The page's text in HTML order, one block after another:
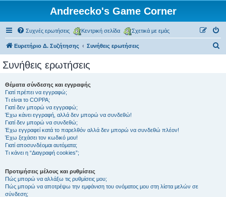
Andreecko's Game Corner
Συχνές ερωτήσεις Κεντρική σελίδα Σχετικά με εμάς
Ευρετήριο Δ. Συζήτησης Συνήθεις ερωτήσεις
Συνήθεις ερωτήσεις
Θέματα σύνδεσης και εγγραφής
Γιατί πρέπει να εγγραφώ;
Τι είναι το COPPA;
Γιατί δεν μπορώ να εγγραφώ;
Έχω κάνει εγγραφή, αλλά δεν μπορώ να συνδεθώ!
Γιατί δεν μπορώ να συνδεθώ;
Έχω εγγραφεί κατά το παρελθόν αλλά δεν μπορώ να συνδεθώ πλέον!
Έχω ξεχάσει τον κωδικό μου!
Γιατί αποσυνδέομαι αυτόματα;
Τι κάνει η “Διαγραφή cookies”;
Προτιμήσεις μέλους και ρυθμίσεις
Πώς μπορώ να αλλάξω τις ρυθμίσεις μου;
Πώς μπορώ να αποτρέψω την εμφάνιση του ονόματος μου στη λίστα μελών σε
σύνδεση;